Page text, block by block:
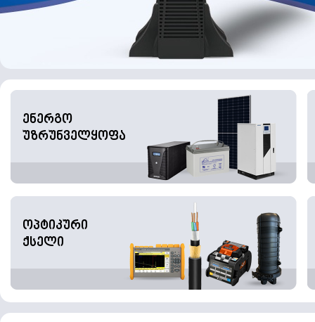
ენერგო
უზრუნველყოფა
ოპტიკური
ქსელი